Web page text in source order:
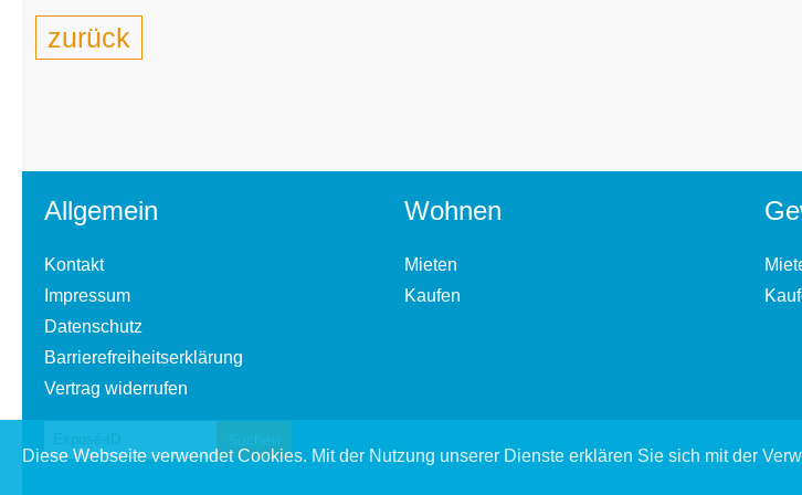
zurück
Allgemein
Kontakt
Impressum
Datenschutz
Barrierefreiheitserklärung
Vertrag widerrufen
Wohnen
Mieten
Kaufen
Diese Webseite verwendet Cookies. Mit der Nutzung unserer Dienste erklären Sie sich mit der